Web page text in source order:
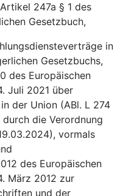
247a § 1 des
Gesetzbuch,
in
Gesetzbuchs,
des Europäischen
Juli 2021 über
der Union (ABl. L 274
die Verordnung
vormals
des Europäischen
März 2012 zur
und der